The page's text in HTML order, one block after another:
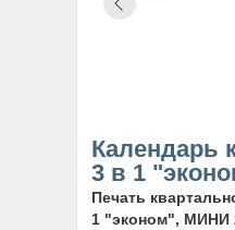
Календарь
3 в 1
Печать
1 "эконом", МИНИ